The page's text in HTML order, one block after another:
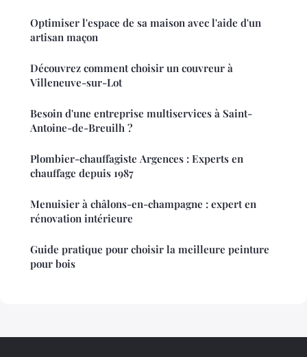
Optimiser l'espace de sa maison avec l'aide d'un
artisan maçon
Découvrez comment choisir un couvreur à
Villeneuve-sur-Lot
Besoin d'une entreprise multiservices à Saint-
Antoine-de-Breuilh ?
Plombier-chauffagiste Argences : Experts en
chauffage depuis 1987
Menuisier à châlons-en-champagne : expert en
rénovation intérieure
Guide pratique pour choisir la meilleure peinture
pour bois